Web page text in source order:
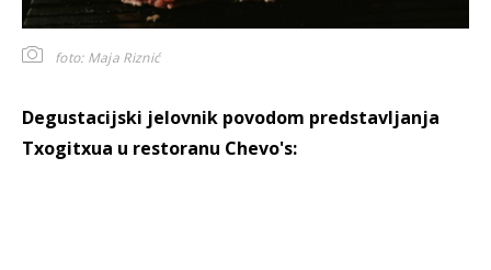
foto: Maja Riznić
Degustacijski jelovnik povodom predstavljanja
Txogitxua u restoranu Chevo's: